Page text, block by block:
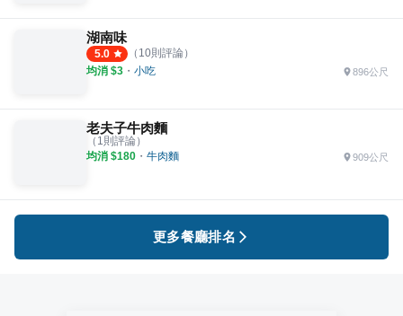
湖南味
5.0 （ 10則評論）
均消 $3 ・ 小吃 896公尺
老夫子牛肉麵
（ 1則評論）
均消 $180 ・ 牛肉麵 909公尺
更多餐廳排名